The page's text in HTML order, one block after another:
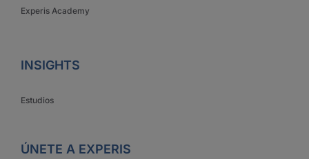
Experis Academy
INSIGHTS
Estudios
ÚNETE A EXPERIS